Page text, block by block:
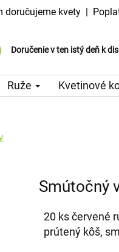
doručujeme kvety |
Doručenie v ten istý deň k
Poplatok za doručenie od 99
Vyberte si dátum doručenia
Ruže Kvetinové
Smútočný
20 ks červené
prútený kôš,